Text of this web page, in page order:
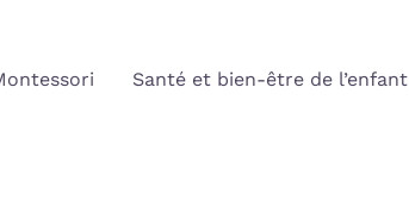
Santé et bien-être de l’enfant